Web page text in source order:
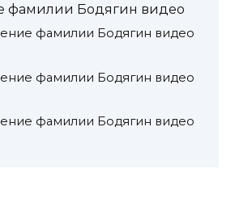
фамилии Бодягин видео
фамилии Бодягин видео
фамилии Бодягин видео
фамилии Бодягин видео